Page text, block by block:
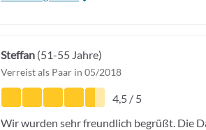
Steffan (51-55 Jahre)
Verreist als Paar in 05/2018
4,5 / 5
Wir wurden sehr freundlich begrüßt. Die